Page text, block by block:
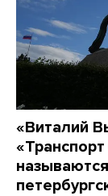
«Виталий